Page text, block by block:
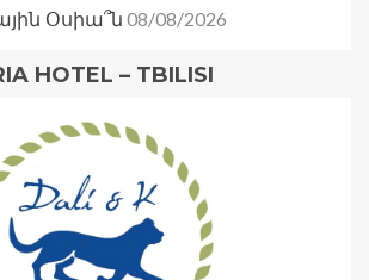
Օսիա՞ն 08/08/2026
HOTEL – TBILISI